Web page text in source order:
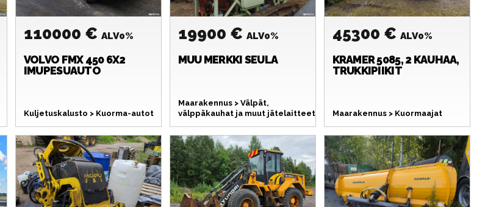
110000 € ALV0%
VOLVO FMX 450 6X2
IMUPESUAUTO
Kuljetuskalusto > Kuorma-autot
19900 € ALV0%
MUU MERKKISEULA
Maarakennus > Välpät,
välppäkauhat ja muut jätelaitteet
45300 € ALV0%
KRAMER5085, 2 KAUHAA,
TRUKKIPIIKIT
Maarakennus > Kuormaajat